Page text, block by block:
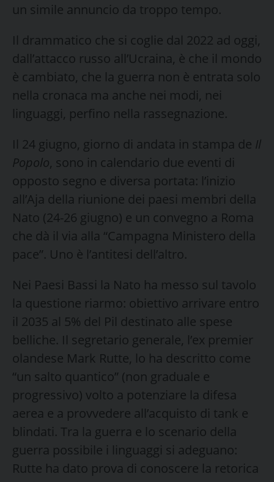
un simile annuncio da troppo tempo.
Il drammatico che si coglie dal 2022 ad oggi,
dall’attacco russo all’Ucraina, è che il mondo
è cambiato, che la guerra non è entrata solo
nella cronaca ma anche nei modi, nei
linguaggi, perfino nella rassegnazione.
Il 24 giugno, giorno di andata in stampa de Il
Popolo, sono in calendario due eventi di
opposto segno e diversa portata: l’inizio
all’Aja della riunione dei paesi membri della
Nato (24-26 giugno) e un convegno a Roma
che dà il via alla “Campagna Ministero della
pace”. Uno è l’antitesi dell’altro.
Nei Paesi Bassi la Nato ha messo sul tavolo
la questione riarmo: obiettivo arrivare entro
il 2035 al 5% del Pil destinato alle spese
belliche. Il segretario generale, l’ex premier
olandese Mark Rutte, lo ha descritto come
“un salto quantico” (non graduale e
progressivo) volto a potenziare la difesa
aerea e a provvedere all’acquisto di tank e
blindati. Tra la guerra e lo scenario della
guerra possibile i linguaggi si adeguano:
Rutte ha dato prova di conoscere la retorica